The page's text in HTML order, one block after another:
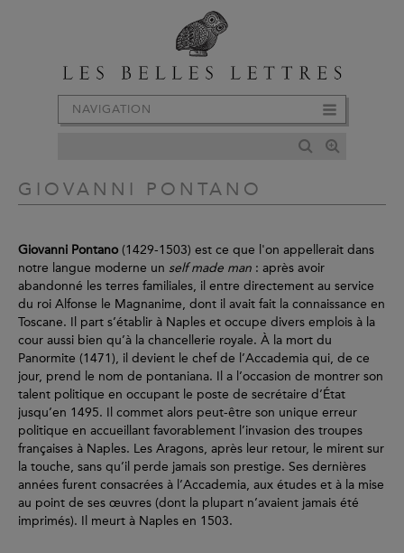
NAVIGATION
GIOVANNI PONTANO
Giovanni Pontano(1429-1503) est ce que l'on appellerait dans
notre langue moderne un self made man : après avoir
abandonné les terres familiales, il entre directement au service
du roi Alfonse le Magnanime, dont il avait fait la connaissance en
Toscane. Il part s’établir à Naples et occupe divers emplois à la
cour aussi bien qu’à la chancellerie royale. À la mort du
Panormite (1471), il devient le chef de l’Accademia qui, de ce
jour, prend le nom de pontaniana. Il a l’occasion de montrer son
talent politique en occupant le poste de secrétaire d’État
jusqu’en 1495. Il commet alors peut-être son unique erreur
politique en accueillant favorablement l’invasion des troupes
françaises à Naples. Les Aragons, après leur retour, le mirent sur
la touche, sans qu’il perde jamais son prestige. Ses dernières
années furent consacrées à l’Accademia, aux études et à la mise
au point de ses œuvres (dont la plupart n’avaient jamais été
imprimés). Il meurt à Naples en 1503.